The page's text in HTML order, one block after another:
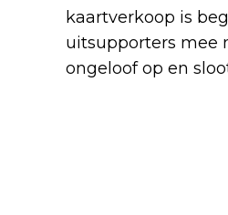
kaartverkoop is
uitsupporters mee
ongeloof op en